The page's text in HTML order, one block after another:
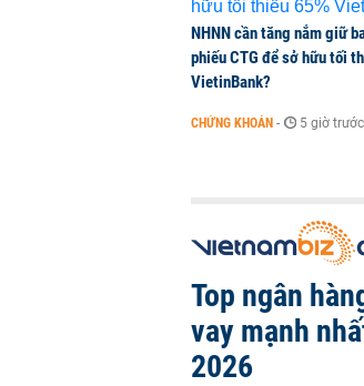
NHNN cần tăng nắm giữ
phiếu CTG để sở hữu tối
VietinBank?
CHỨNG KHOÁN - 5 giờ trước
Top ngân
vay mạnh
2026